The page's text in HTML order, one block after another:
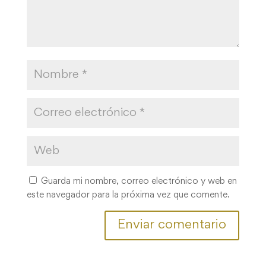
Guarda mi nombre, correo electrónico y web en
este navegador para la próxima vez que comente.